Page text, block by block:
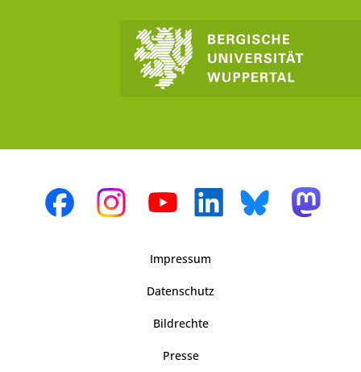
Impressum
Datenschutz
Bildrechte
Presse